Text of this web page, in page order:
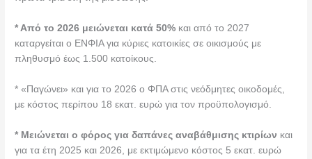
* Από το 2026 μειώνεται κατά 50% και από το 2027
καταργείται ο ΕΝΦΙΑ για κύριες κατοικίες σε οικισμούς με
πληθυσμό έως 1.500 κατοίκους.
* «Παγώνει» και για το 2026 ο ΦΠΑ στις νεόδμητες οικοδομές,
με κόστος περίπου 18 εκατ. ευρώ για τον προϋπολογισμό.
* Μειώνεται ο φόρος για δαπάνες αναβάθμισης κτιρίων και
για τα έτη 2025 και 2026, με εκτιμώμενο κόστος 5 εκατ. ευρώ